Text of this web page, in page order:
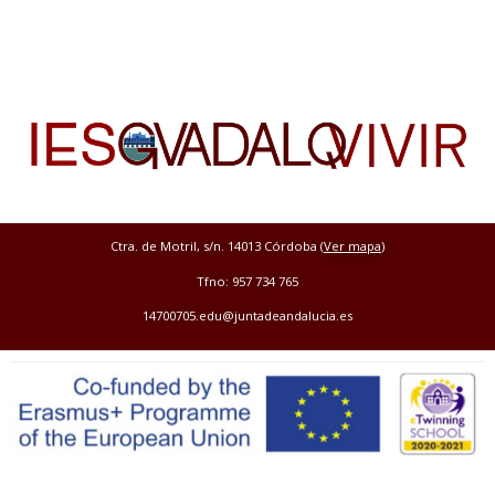
Ctra. de Motril, s/n. 14013 Córdoba (Ver mapa)
Tfno: 957 734 765
14700705.edu@juntadeandalucia.es